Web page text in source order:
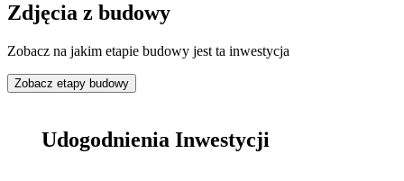
Zdjęcia z budowy
Zobacz na jakim etapie budowy jest ta inwestycja
Zobacz etapy budowy
Udogodnienia Inwestycji